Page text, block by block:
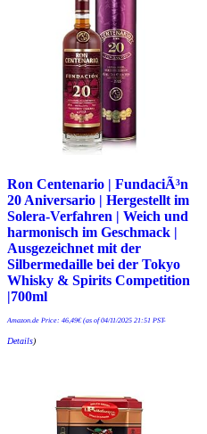
Ron Centenario | FundaciÃ³n
20 Aniversario | Hergestellt im
Solera-Verfahren | Weich und
harmonisch im Geschmack |
Ausgezeichnet mit der
Silbermedaille bei der Tokyo
Whisky & Spirits Competition
|700ml
Amazon.de Price: 46,49€(as of 04/11/2025 21:51 PST-
Details)